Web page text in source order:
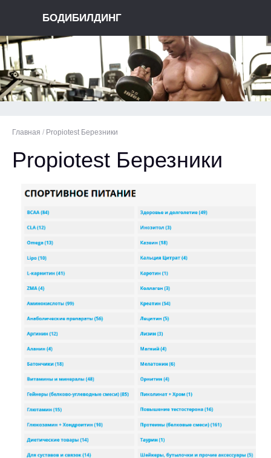
БОДИБИЛДИНГ
Главная / Propiotest Березники
Propiotest Березники